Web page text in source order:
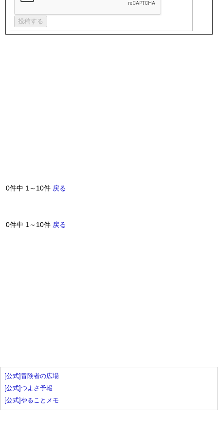
0件中 1～10件 戻る
0件中 1～10件 戻る
[公式]冒険者の広場
[公式]つよさ予報
[公式]やることメモ